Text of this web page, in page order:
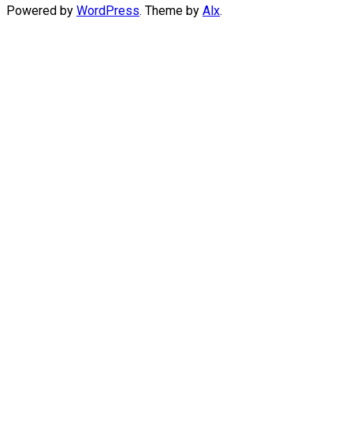
Powered by WordPress. Theme by Alx.